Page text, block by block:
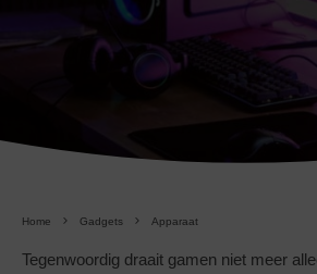
Home Gadgets Apparaat
Tegenwoordig draait gamen niet meer